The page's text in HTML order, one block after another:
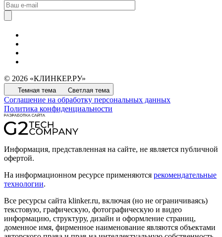
© 2026 «КЛИНКЕР.РУ»
Темная тема Светлая тема
Соглашение на обработку персональных данных
Политика конфиденциальности
Информация, представленная на сайте, не является публичной
офертой.
На информационном ресурсе применяются рекомендательные
технологии.
Все ресурсы сайта klinker.ru, включая (но не ограничиваясь)
текстовую, графическую, фотографическую и видео
информацию, структуру, дизайн и оформление страниц,
доменное имя, фирменное наименование являются объектами